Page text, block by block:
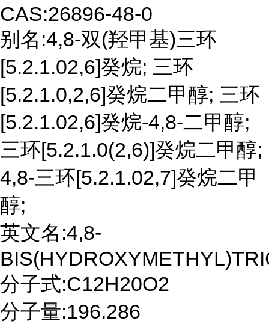
CAS:26896-48-0
别名:4,8-双(羟甲基)三环
[5.2.1.02,6]癸烷; 三环
[5.2.1.0,2,6]癸烷二甲醇; 三环
[5.2.1.02,6]癸烷-4,8-二甲醇;
三环[5.2.1.0(2,6)]癸烷二甲醇;
4,8-三环[5.2.1.02,7]癸烷二甲
醇;
英文名:4,8-
分子式:C12H20O2
分子量:196.286